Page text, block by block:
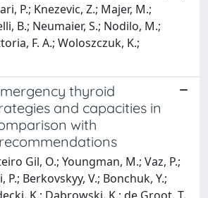
P.; Knezevic, Z.; Majer, M.;
B.; Neumaier, S.; Nodilo, M.;
F. A.; Woloszczuk, K.;
thyroid
and capacities in
with
Gil, O.; Youngman, M.; Vaz, P.;
P.; Berkovskyy, V.; Bonchuk, Y.;
K.; Dabrowski, K.; de Groot, T.